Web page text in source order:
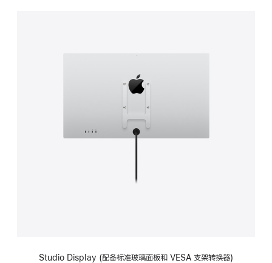
Studio Display (配备标准玻璃面板和 VESA 支架转换器)